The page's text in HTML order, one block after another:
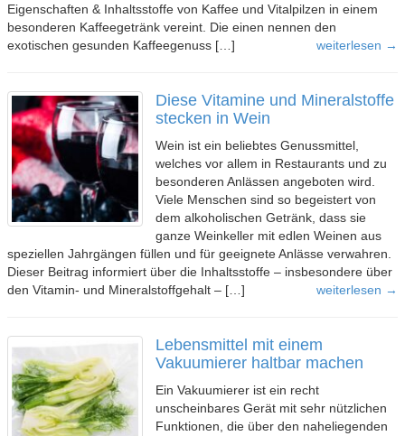
Eigenschaften & Inhaltsstoffe von Kaffee und Vitalpilzen in einem
besonderen Kaffeegetränk vereint. Die einen nennen den
exotischen gesunden Kaffeegenuss […]
weiterlesen →
Diese Vitamine und Mineralstoffe
stecken in Wein
Wein ist ein beliebtes Genussmittel,
welches vor allem in Restaurants und zu
besonderen Anlässen angeboten wird.
Viele Menschen sind so begeistert von
dem alkoholischen Getränk, dass sie
ganze Weinkeller mit edlen Weinen aus
speziellen Jahrgängen füllen und für geeignete Anlässe verwahren.
Dieser Beitrag informiert über die Inhaltsstoffe – insbesondere über
den Vitamin- und Mineralstoffgehalt – […]
weiterlesen →
Lebensmittel mit einem
Vakuumierer haltbar machen
Ein Vakuumierer ist ein recht
unscheinbares Gerät mit sehr nützlichen
Funktionen, die über den naheliegenden